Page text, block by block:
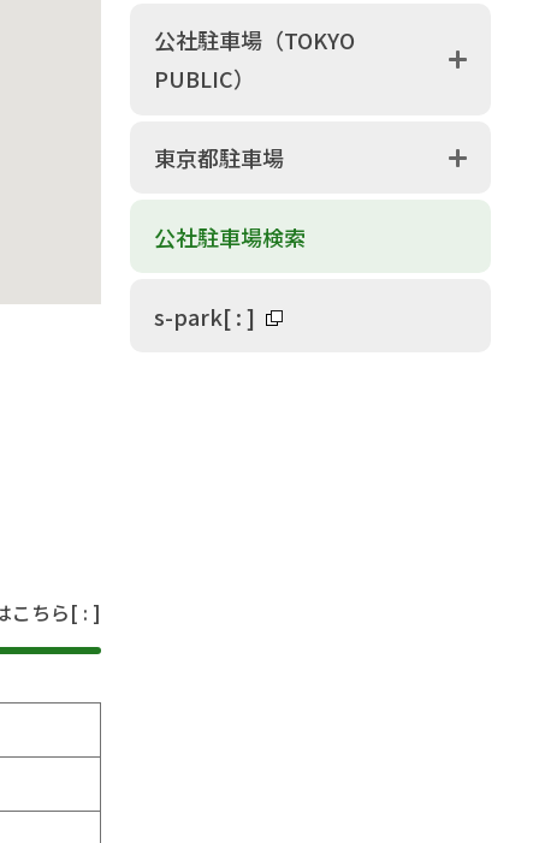
こちら[ : ]
公社駐車場（TOKYO
PUBLIC）
東京都駐車場
公社駐車場検索
s-park[:]